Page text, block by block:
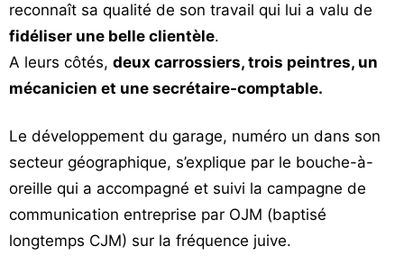
reconnaît sa qualité de son travail qui lui a valu de
fidéliser une belle clientèle.
A leurs côtés, deux carrossiers, trois peintres, un
mécanicien et une secrétaire-comptable.
Le développement du garage, numéro un dans son
secteur géographique, s’explique par le bouche-à-
oreille qui a accompagné et suivi la campagne de
communication entreprise par OJM (baptisé
longtemps CJM) sur la fréquence juive.